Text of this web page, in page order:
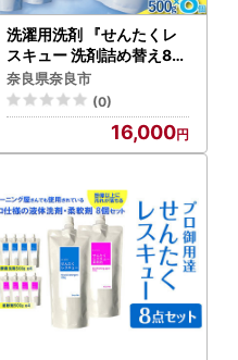
洗濯用洗剤 『せんたくレ
スキュー 洗剤詰め替え8個
セット』 〈共栄社化学 〉
詰め合わせ 家庭用洗濯洗
剤 日用品 16-020
奈良県奈良市
(0)
16,000